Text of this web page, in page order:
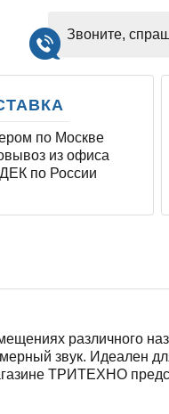
Звоните,
по Москве
из офиса
по России
различного
звук. Идеален
ТРИТЕХНО